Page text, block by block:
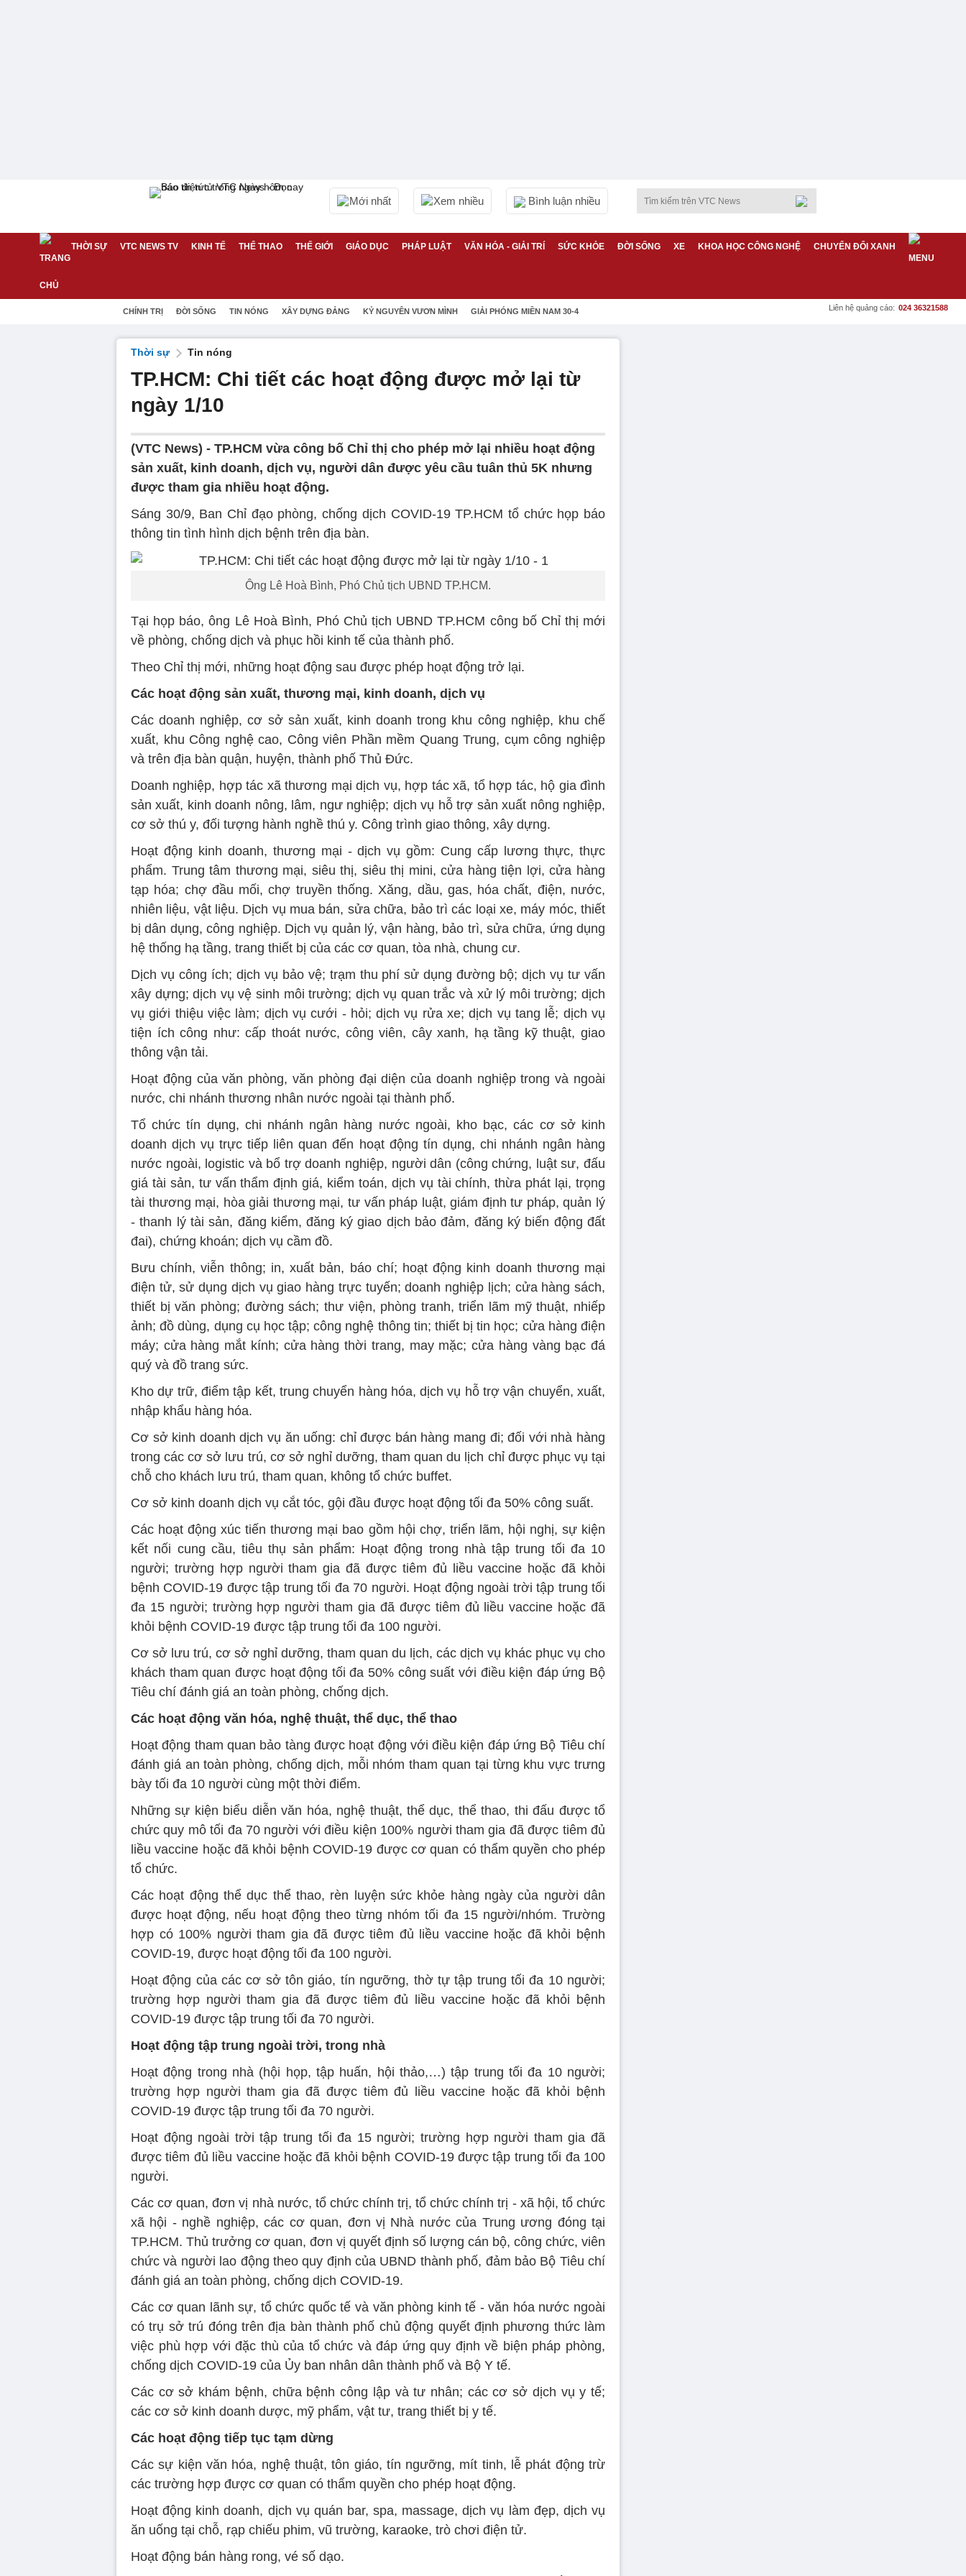
Mới nhất Xem nhiều Bình luận nhiều
THỜI SỰ VTC NEWS TV KINH TẾ THỂ THAO THẾ GIỚI GIÁO DỤC PHÁP LUẬT VĂN HÓA - GIẢI TRÍ SỨC KHỎE ĐỜI SỐNG XE KHOA HỌC CÔNG NGHỆ CHUYỂN ĐỔI XANH
CHÍNH TRỊ ĐỜI SỐNG TIN NÓNG XÂY DỰNG ĐẢNG KỶ NGUYÊN VƯƠN MÌNH GIẢI PHÓNG MIỀN NAM 30-4 Liên hệ quảng cáo: 024 36321588
Thời sự Tin nóng
TP.HCM: Chi tiết các hoạt động được mở lại từ
ngày 1/10
(VTC News) - TP.HCM vừa công bố Chỉ thị cho phép mở lại nhiều hoạt động
sản xuất, kinh doanh, dịch vụ, người dân được yêu cầu tuân thủ 5K nhưng
được tham gia nhiều hoạt động.
Sáng 30/9, Ban Chỉ đạo phòng, chống dịch COVID-19 TP.HCM tổ chức họp báo
thông tin tình hình dịch bệnh trên địa bàn.
Ông Lê Hoà Bình, Phó Chủ tịch UBND TP.HCM.
Tại họp báo, ông Lê Hoà Bình, Phó Chủ tịch UBND TP.HCM công bố Chỉ thị mới
về phòng, chống dịch và phục hồi kinh tế của thành phố.
Theo Chỉ thị mới, những hoạt động sau được phép hoạt động trở lại.
Các hoạt động sản xuất, thương mại, kinh doanh, dịch vụ
Các doanh nghiệp, cơ sở sản xuất, kinh doanh trong khu công nghiệp, khu chế
xuất, khu Công nghệ cao, Công viên Phần mềm Quang Trung, cụm công nghiệp
và trên địa bàn quận, huyện, thành phố Thủ Đức.
Doanh nghiệp, hợp tác xã thương mại dịch vụ, hợp tác xã, tổ hợp tác, hộ gia đình
sản xuất, kinh doanh nông, lâm, ngư nghiệp; dịch vụ hỗ trợ sản xuất nông nghiệp,
cơ sở thú y, đối tượng hành nghề thú y. Công trình giao thông, xây dựng.
Hoạt động kinh doanh, thương mại - dịch vụ gồm: Cung cấp lương thực, thực
phẩm. Trung tâm thương mại, siêu thị, siêu thị mini, cửa hàng tiện lợi, cửa hàng
tạp hóa; chợ đầu mối, chợ truyền thống. Xăng, dầu, gas, hóa chất, điện, nước,
nhiên liệu, vật liệu. Dịch vụ mua bán, sửa chữa, bảo trì các loại xe, máy móc, thiết
bị dân dụng, công nghiệp. Dịch vụ quản lý, vận hàng, bảo trì, sửa chữa, ứng dụng
hệ thống hạ tầng, trang thiết bị của các cơ quan, tòa nhà, chung cư.
Dịch vụ công ích; dịch vụ bảo vệ; trạm thu phí sử dụng đường bộ; dịch vụ tư vấn
xây dựng; dịch vụ vệ sinh môi trường; dịch vụ quan trắc và xử lý môi trường; dịch
vụ giới thiệu việc làm; dịch vụ cưới - hỏi; dịch vụ rửa xe; dịch vụ tang lễ; dịch vụ
tiện ích công như: cấp thoát nước, công viên, cây xanh, hạ tầng kỹ thuật, giao
thông vận tải.
Hoạt động của văn phòng, văn phòng đại diện của doanh nghiệp trong và ngoài
nước, chi nhánh thương nhân nước ngoài tại thành phố.
Tổ chức tín dụng, chi nhánh ngân hàng nước ngoài, kho bạc, các cơ sở kinh
doanh dịch vụ trực tiếp liên quan đến hoạt động tín dụng, chi nhánh ngân hàng
nước ngoài, logistic và bổ trợ doanh nghiệp, người dân (công chứng, luật sư, đấu
giá tài sản, tư vấn thẩm định giá, kiểm toán, dịch vụ tài chính, thừa phát lại, trọng
tài thương mại, hòa giải thương mại, tư vấn pháp luật, giám định tư pháp, quản lý
- thanh lý tài sản, đăng kiểm, đăng ký giao dịch bảo đảm, đăng ký biến động đất
đai), chứng khoán; dịch vụ cầm đồ.
Bưu chính, viễn thông; in, xuất bản, báo chí; hoạt động kinh doanh thương mại
điện tử, sử dụng dịch vụ giao hàng trực tuyến; doanh nghiệp lịch; cửa hàng sách,
thiết bị văn phòng; đường sách; thư viện, phòng tranh, triển lãm mỹ thuật, nhiếp
ảnh; đồ dùng, dụng cụ học tập; công nghệ thông tin; thiết bị tin học; cửa hàng điện
máy; cửa hàng mắt kính; cửa hàng thời trang, may mặc; cửa hàng vàng bạc đá
quý và đồ trang sức.
Kho dự trữ, điểm tập kết, trung chuyển hàng hóa, dịch vụ hỗ trợ vận chuyển, xuất,
nhập khẩu hàng hóa.
Cơ sở kinh doanh dịch vụ ăn uống: chỉ được bán hàng mang đi; đối với nhà hàng
trong các cơ sở lưu trú, cơ sở nghỉ dưỡng, tham quan du lịch chỉ được phục vụ tại
chỗ cho khách lưu trú, tham quan, không tổ chức buffet.
Cơ sở kinh doanh dịch vụ cắt tóc, gội đầu được hoạt động tối đa 50% công suất.
Các hoạt động xúc tiến thương mại bao gồm hội chợ, triển lãm, hội nghị, sự kiện
kết nối cung cầu, tiêu thụ sản phẩm: Hoạt động trong nhà tập trung tối đa 10
người; trường hợp người tham gia đã được tiêm đủ liều vaccine hoặc đã khỏi
bệnh COVID-19 được tập trung tối đa 70 người. Hoạt động ngoài trời tập trung tối
đa 15 người; trường hợp người tham gia đã được tiêm đủ liều vaccine hoặc đã
khỏi bệnh COVID-19 được tập trung tối đa 100 người.
Cơ sở lưu trú, cơ sở nghỉ dưỡng, tham quan du lịch, các dịch vụ khác phục vụ cho
khách tham quan được hoạt động tối đa 50% công suất với điều kiện đáp ứng Bộ
Tiêu chí đánh giá an toàn phòng, chống dịch.
Các hoạt động văn hóa, nghệ thuật, thể dục, thể thao
Hoạt động tham quan bảo tàng được hoạt động với điều kiện đáp ứng Bộ Tiêu chí
đánh giá an toàn phòng, chống dịch, mỗi nhóm tham quan tại từng khu vực trưng
bày tối đa 10 người cùng một thời điểm.
Những sự kiện biểu diễn văn hóa, nghệ thuật, thể dục, thể thao, thi đấu được tổ
chức quy mô tối đa 70 người với điều kiện 100% người tham gia đã được tiêm đủ
liều vaccine hoặc đã khỏi bệnh COVID-19 được cơ quan có thẩm quyền cho phép
tổ chức.
Các hoạt động thể dục thể thao, rèn luyện sức khỏe hàng ngày của người dân
được hoạt động, nếu hoạt động theo từng nhóm tối đa 15 người/nhóm. Trường
hợp có 100% người tham gia đã được tiêm đủ liều vaccine hoặc đã khỏi bệnh
COVID-19, được hoạt động tối đa 100 người.
Hoạt động của các cơ sở tôn giáo, tín ngưỡng, thờ tự tập trung tối đa 10 người;
trường hợp người tham gia đã được tiêm đủ liều vaccine hoặc đã khỏi bệnh
COVID-19 được tập trung tối đa 70 người.
Hoạt động tập trung ngoài trời, trong nhà
Hoạt động trong nhà (hội họp, tập huấn, hội thảo,…) tập trung tối đa 10 người;
trường hợp người tham gia đã được tiêm đủ liều vaccine hoặc đã khỏi bệnh
COVID-19 được tập trung tối đa 70 người.
Hoạt động ngoài trời tập trung tối đa 15 người; trường hợp người tham gia đã
được tiêm đủ liều vaccine hoặc đã khỏi bệnh COVID-19 được tập trung tối đa 100
người.
Các cơ quan, đơn vị nhà nước, tổ chức chính trị, tổ chức chính trị - xã hội, tổ chức
xã hội - nghề nghiệp, các cơ quan, đơn vị Nhà nước của Trung ương đóng tại
TP.HCM. Thủ trưởng cơ quan, đơn vị quyết định số lượng cán bộ, công chức, viên
chức và người lao động theo quy định của UBND thành phố, đảm bảo Bộ Tiêu chí
đánh giá an toàn phòng, chống dịch COVID-19.
Các cơ quan lãnh sự, tổ chức quốc tế và văn phòng kinh tế - văn hóa nước ngoài
có trụ sở trú đóng trên địa bàn thành phố chủ động quyết định phương thức làm
việc phù hợp với đặc thù của tổ chức và đáp ứng quy định về biện pháp phòng,
chống dịch COVID-19 của Ủy ban nhân dân thành phố và Bộ Y tế.
Các cơ sở khám bệnh, chữa bệnh công lập và tư nhân; các cơ sở dịch vụ y tế;
các cơ sở kinh doanh dược, mỹ phẩm, vật tư, trang thiết bị y tế.
Các hoạt động tiếp tục tạm dừng
Các sự kiện văn hóa, nghệ thuật, tôn giáo, tín ngưỡng, mít tinh, lễ phát động trừ
các trường hợp được cơ quan có thẩm quyền cho phép hoạt động.
Hoạt động kinh doanh, dịch vụ quán bar, spa, massage, dịch vụ làm đẹp, dịch vụ
ăn uống tại chỗ, rạp chiếu phim, vũ trường, karaoke, trò chơi điện tử.
Hoạt động bán hàng rong, vé số dạo.